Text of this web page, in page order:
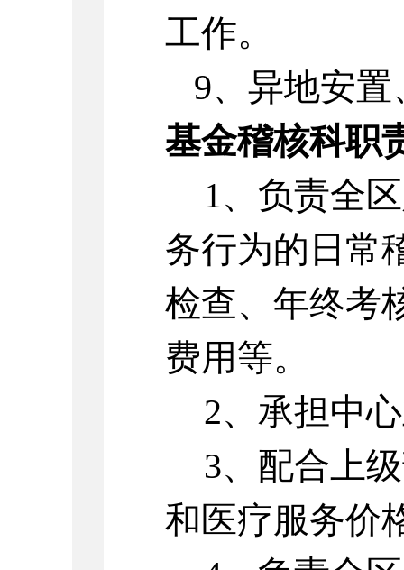
工作。
9、异地安
基金稽核科职
1、负责全
务行为的日常
检查、年终考
费用等。
2、承担中
3、配合上
和医疗服务价